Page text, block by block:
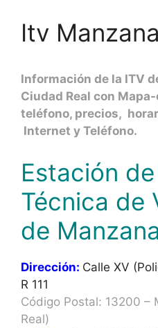
Itv
Información de la ITV
Ciudad Real con
teléfono, precios,
Internet y Teléfono.
Estación
Técnica de
de
Dirección: Calle XV
R 111
Código Postal: 13200 –
Real)